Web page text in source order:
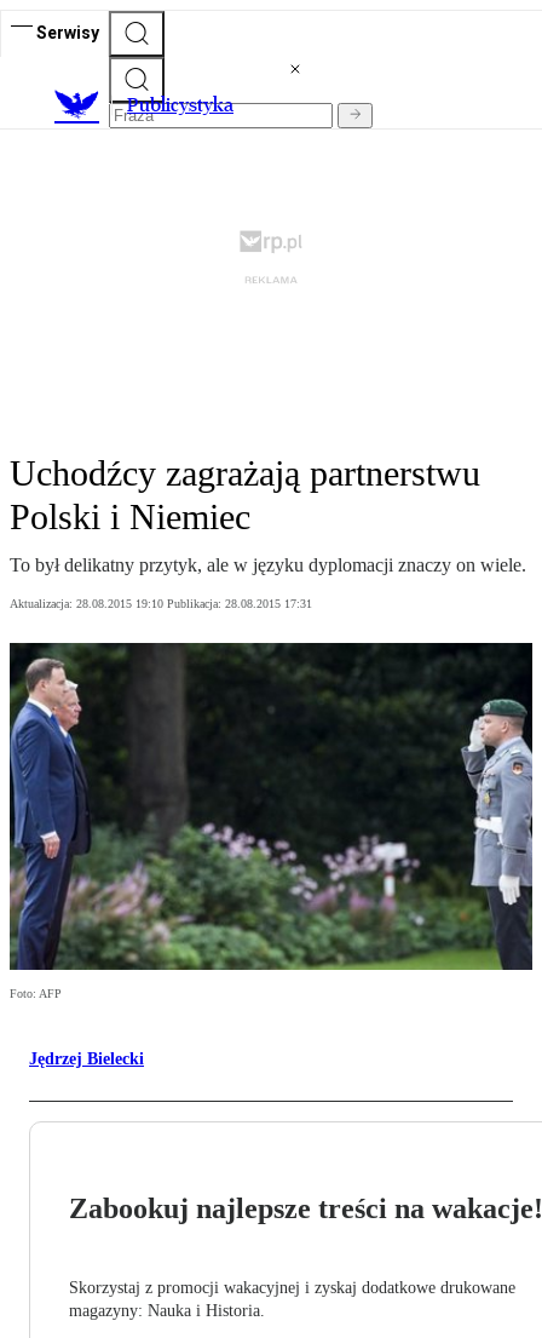
Serwisy
Publicystyka
Uchodźcy zagrażają partnerstwu
Polski i Niemiec
To był delikatny przytyk, ale w języku dyplomacji znaczy on wiele.
Aktualizacja: 28.08.2015 19:10 Publikacja: 28.08.2015 17:31
Foto: AFP
Jędrzej Bielecki
Zabookuj najlepsze treści na wakacje!
Skorzystaj z promocji wakacyjnej i zyskaj dodatkowe drukowane
magazyny: Nauka i Historia.